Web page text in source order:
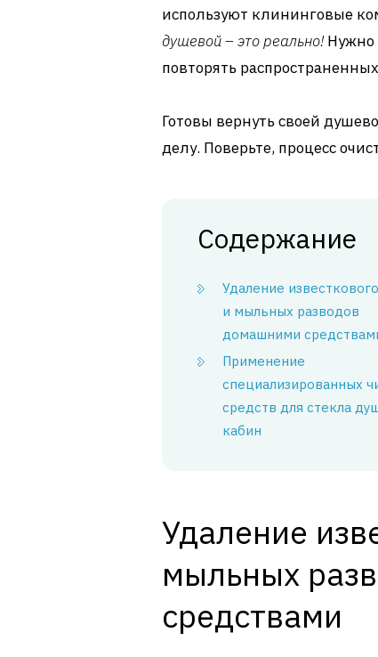
используют клининговые
душевой – это реально!Нужно
повторять
Готовы вернуть своей
делу. Поверьте, процесс
Содержание
Удаление
и мыльных разводов
домашними
Применение
специализированных
средств для стекла
кабин
Удаление
мыльных
средствами